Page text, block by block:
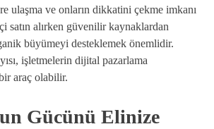
ulaşma ve onların dikkatini çekme imkanı
satın alırken güvenilir kaynaklardan
büyümeyi desteklemek önemlidir.
işletmelerin dijital pazarlama
araç olabilir.
Gücünü Elinize